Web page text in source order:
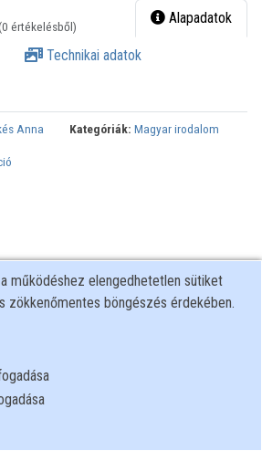
értékelésből) Alapadatok
Technikai adatok
Anna Kategóriák: Magyar irodalom
működéshez elengedhetetlen sütiket
zökkenőmentes böngészés érdekében.